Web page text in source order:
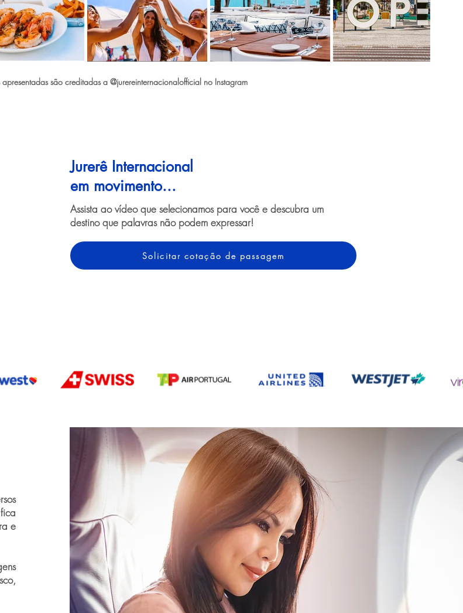
são creditadas a @jurereinternacionalofficial no Instagram
Jurerê Internacional
em movimento...
Assista ao vídeo que selecionamos para você e descubra um
destino que palavras não podem expressar!
Solicitar cotação de passagem
e